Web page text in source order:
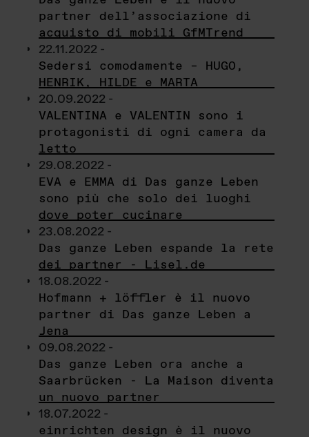
partner dell’associazione di
acquisto di mobili GfMTrend
22.11.2022 -
Sedersi comodamente – HUGO,
HENRIK, HILDE e MARTA
20.09.2022 -
VALENTINA e VALENTIN sono i
protagonisti di ogni camera da
letto
29.08.2022 -
EVA e EMMA di Das ganze Leben
sono più che solo dei luoghi
dove poter cucinare
23.08.2022 -
Das ganze Leben espande la rete
dei partner - Lisel.de
18.08.2022 -
Hofmann + löffler è il nuovo
partner di Das ganze Leben a
Jena
09.08.2022 -
Das ganze Leben ora anche a
Saarbrücken - La Maison diventa
un nuovo partner
18.07.2022 -
einrichten design è il nuovo